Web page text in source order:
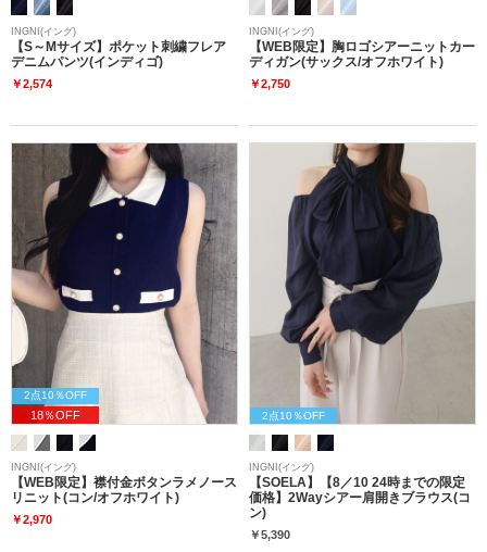
INGNI(イング)
【S～Mサイズ】ポケット刺繍フレア
デニムパンツ(インディゴ)
￥2,574
INGNI(イング)
【WEB限定】胸ロゴシアーニットカー
ディガン(サックス/オフホワイト)
￥2,750
2点10％OFF
18％OFF
INGNI(イング)
【WEB限定】襟付金ボタンラメノース
リニット(コン/オフホワイト)
￥2,970
2点10％OFF
INGNI(イング)
【SOELA】【8／10 24時までの限定
価格】2Wayシアー肩開きブラウス(コ
ン)
￥5,390